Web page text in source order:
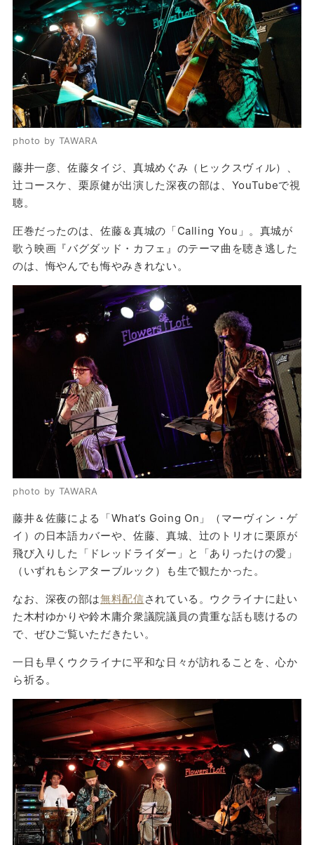
photo by TAWARA
藤井一彦、佐藤タイジ、真城めぐみ（ヒックスヴィル）、
辻コースケ、栗原健が出演した深夜の部は、YouTubeで視
聴。
圧巻だったのは、佐藤＆真城の「Calling You」。真城が
歌う映画『バグダッド・カフェ』のテーマ曲を聴き逃した
のは、悔やんでも悔やみきれない。
photo by TAWARA
藤井＆佐藤による「What’s Going On」（マーヴィン・ゲ
イ）の日本語カバーや、佐藤、真城、辻のトリオに栗原が
飛び入りした「ドレッドライダー」と「ありったけの愛」
（いずれもシアターブルック）も生で観たかった。
なお、深夜の部は無料配信されている。ウクライナに赴い
た木村ゆかりや鈴木庸介衆議院議員の貴重な話も聴けるの
で、ぜひご覧いただきたい。
一日も早くウクライナに平和な日々が訪れることを、心か
ら祈る。